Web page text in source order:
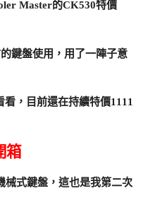
Master的CK530特價
鍵盤使用，用了一陣子意
，目前還在持續特價1111
箱
械式鍵盤，這也是我第二次